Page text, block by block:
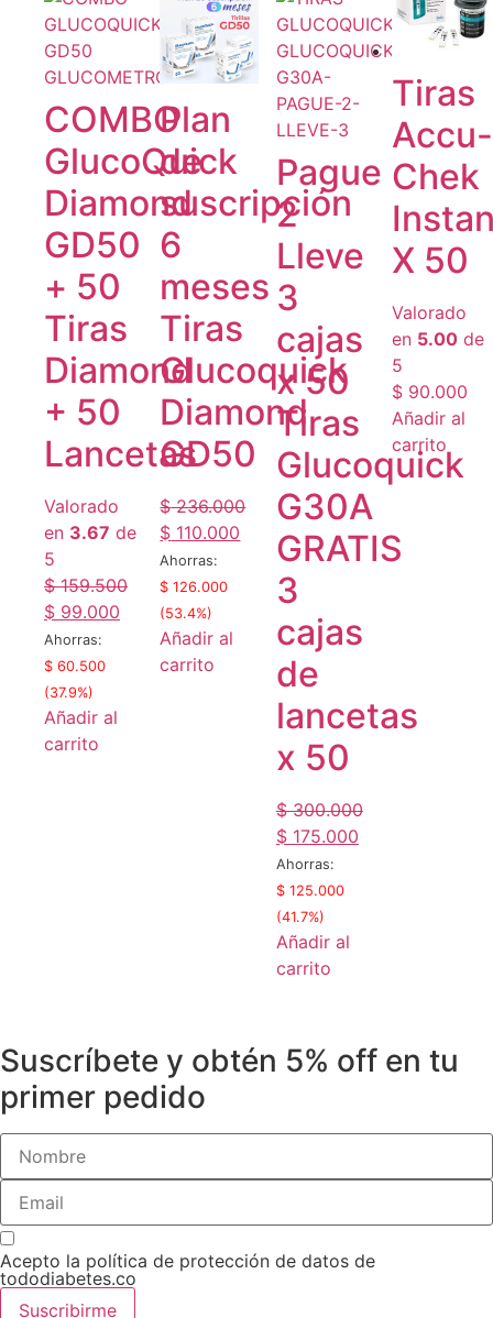
COMBO
GlucoQuick
Diamond
GD50
+ 50
Tiras
Diamond
+ 50
Lancetas
Valorado
en 3.67 de
5
$159.500
Original
price
was:
$ 159.500.
$ 99.000 Current
Ahorras:
$ 60.500
(37.9%)
Añadir al
carrito
Plan
de
suscripción
6
meses
Tiras
Glucoquick
Diamond
GD50
$236.000
Original
price
was:
$ 236.000.
$ 110.000 Current
price
$ 110.000.
Ahorras:
$ 126.000
(53.4%)
Añadir al
carrito
Pague
2
Lleve
3
cajas
x 50
Tiras
Glucoquick
G30A
GRATIS
3
cajas
de
lancetas
x 50
$300.000
Original
price
was:
$ 300.000.
$175.000Current
Ahorras:
$125.000
(41.7%)
Añadir al
carrito
Tiras
Accu-
Chek
X 50
Valorado
en 5.00 de
5
$ 90.000
Añadir al
carrito
Suscríbete y obtén 5% off en tu
primer pedido
Acepto la política de protección de datos de
tododiabetes.co
Suscribirme